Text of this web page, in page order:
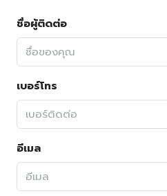
ชื่อผู้ติดต่อ
เบอร์โทร
อีเมล